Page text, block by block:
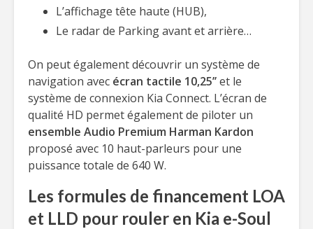
L’affichage tête haute (HUB),
Le radar de Parking avant et arrière…
On peut également découvrir un système de
navigation avec écran tactile 10,25’’et le
système de connexion Kia Connect. L’écran de
qualité HD permet également de piloter un
ensemble Audio Premium Harman Kardon
proposé avec 10 haut-parleurs pour une
puissance totale de 640 W.
Les formules de financement LOA
et LLD pour rouler en Kia e-Soul